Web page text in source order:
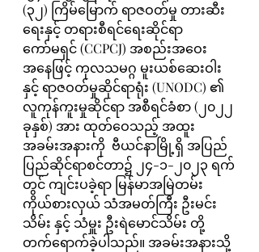
(၃၂) ကြိမ်မြောက် ရာဇဝတ်မှု တားဆီး
ရေးနှင့် တရားစီရင်ရေးဆိုင်ရာ
ကော်မရှင် (CCPCJ) အစည်းအဝေး
အနေဖြင့် ကုလသမဂ္ဂ မူးယစ်ဆေးဝါး
နှင့် ရာဇဝတ်မှုဆိုင်ရာရုံး (UNODC) ၏
လူကုန်ကူးမှုဆိုင်ရာ အစီရင်ခံစာ (၂၀၂၂
ခုနှစ်) အား ထုတ်ဝေသည့် အထူး
အခမ်းအနားကို  ဗီယင်နာမြို့ရှိ အပြည်
ပြည်ဆိုင်ရာစင်တာ၌ ၂၄-၁-၂၀၂၃ ရက်
တွင် ကျင်းပခဲ့ရာ မြန်မာအမြဲတမ်း
ကိုယ်စားလှယ် သံအမတ်ကြီး ဦးမင်း
သိမ်း နှင့် သံမှူး ဦးရဲမောင်သိမ်း တို့
တက်ရောက်ခဲ့ပါသည်။ အခမ်းအနားသို့